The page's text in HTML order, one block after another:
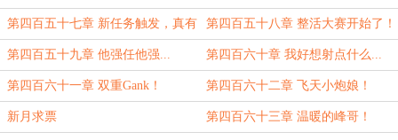
制！ 车！（求月票求订阅）
第四百五十七章 新任务触发，真有
你的！
第四百五十八章 整活大赛开始了！
（求月票求订阅）
第四百五十九章 他强任他强... 第四百六十章 我好想射点什么...
（月末求月票求订阅）
第四百六十一章 双重Gank！ 第四百六十二章 飞天小炮娘！
新月求票 第四百六十三章 温暖的峰哥！